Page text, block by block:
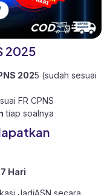
2025
2025 (sudah sesuai
FR CPNS
tiap soalnya
Hari